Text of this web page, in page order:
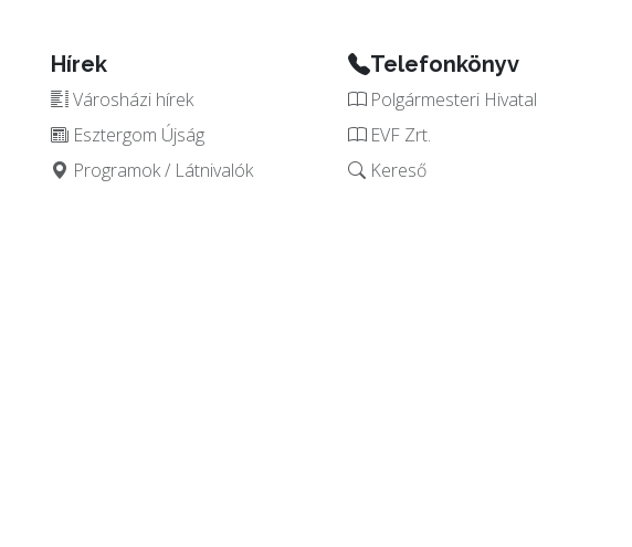
Hírek
Városházi hírek
Esztergom Újság
Programok / Látnivalók
Telefonkönyv
Polgármesteri Hivatal
EVF Zrt.
Kereső